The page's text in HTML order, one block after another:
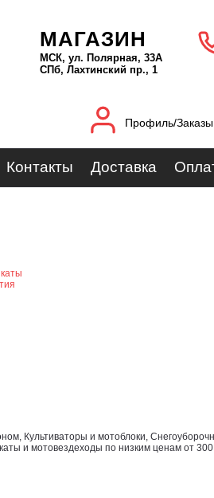
МАГАЗИН
МСК, ул. Полярная, 33А
СПб, Лахтинский пр., 1
Профиль/Заказы
Контакты Доставка
Культиваторы и мотоблоки,
и мотовездеходы по низким ценам от